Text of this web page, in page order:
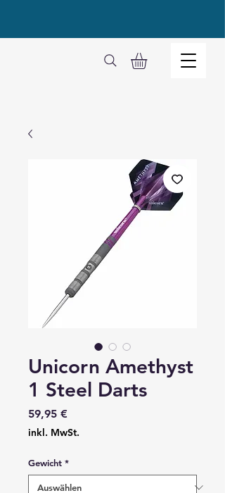
Unicorn Amethyst
1 Steel Darts
59,95 €
inkl. MwSt.
Gewicht *